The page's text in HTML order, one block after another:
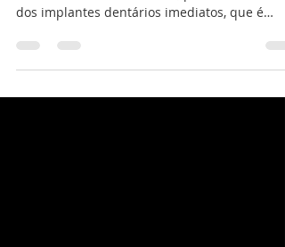
"Em alguns casos específicos, quando existe
dos implantes dentários imediatos, que é
quando...